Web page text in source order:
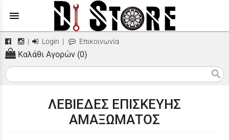
menu
| Login | Επικοινωνία
Καλάθι Αγορών (0)
search
ΛΕΒΙΕΔΕΣ ΕΠΙΣΚΕΥΗΣ
ΑΜΑΞΩΜΑΤΟΣ